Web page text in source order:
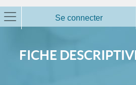
Se connecter
FICHE